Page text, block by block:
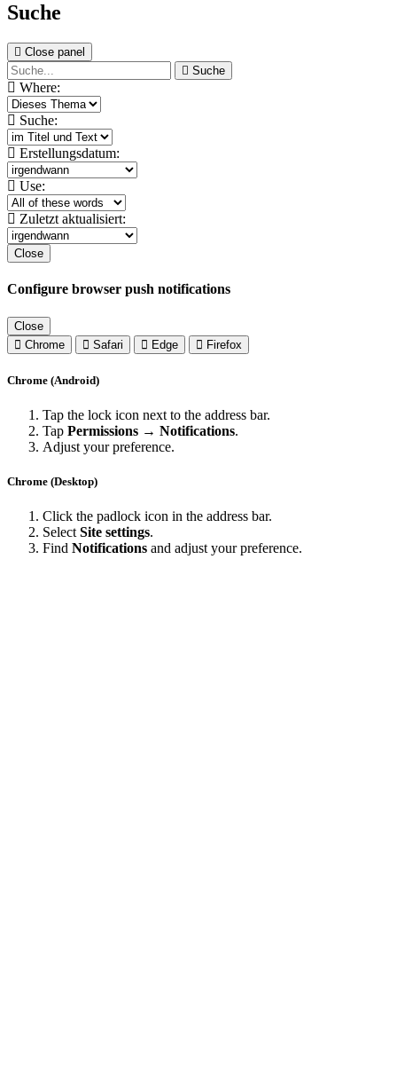
Suche
Close panel
Suche
Where:
Suche:
Erstellungsdatum:
Use:
Zuletzt aktualisiert:
Close
Configure browser push notifications
Close
Chrome
Safari Edge Firefox
Chrome (Android)
Tap the lock icon next to the address bar.
Tap Permissions → Notifications.
Adjust your preference.
Chrome (Desktop)
Click the padlock icon in the address bar.
SelectSite settings.
Find Notifications and adjust your preference.